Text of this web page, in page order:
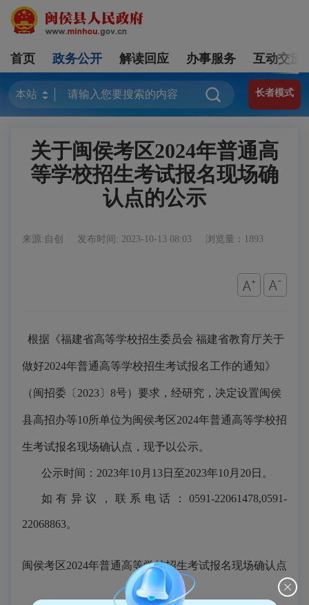
首页 政务公开 解读回应 办事服务 互动交流
长者模式
关于闽侯考区2024年普通高
等学校招生考试报名现场确
认点的公示
来源:自创 发布时间: 2023-10-13 08:03 浏览量：1893
根据《福建省高等学校招生委员会 福建省教育厅关于
做好2024年普通高等学校招生考试报名工作的通知》
（闽招委〔 2023〕 8号）要求 ，经研究 ， 决定设置闽侯
县高招办等10所单位为闽侯考区2024年普通高等学校招
生考试报名现场确认点 ，现予以公示。
公示时间： 2023年10月 13日至2023年10月 20日。
如有异议，联系电话： 0591-22061478,0591-
22068863。
闽侯考区2024年普通高等学校招生考试报名现场确认点
一览表